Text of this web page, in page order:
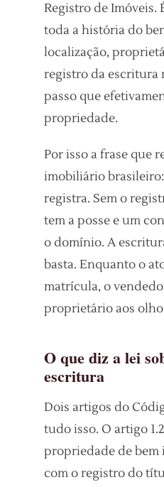
Registro de Imóveis.
toda a história do
localização,
registro da escritura
passo que
propriedade.
Por isso a frase que
imobiliário
registra. Sem o
tem a posse e um
o domínio. A
basta. Enquanto o
matrícula, o
proprietário aos
O que diz a lei
escritura
Dois artigos do
tudo isso. O artigo
propriedade de bem
com o registro do